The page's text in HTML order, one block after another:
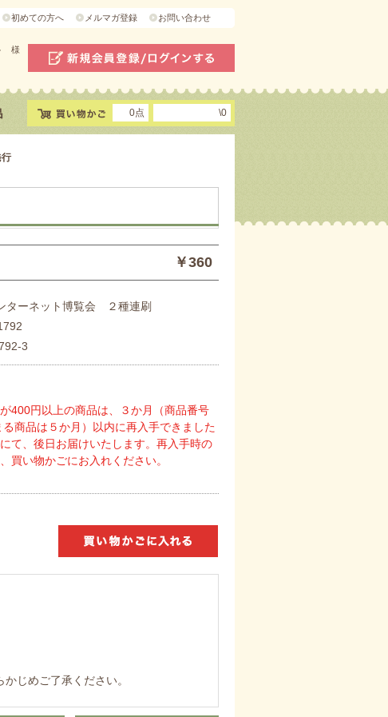
初めての方へ メルマガ登録 お問い合わせ
様
0点 \0
￥360
ターネット博覧会 ２種連刷
3
400円以上の商品は、３か月（商品番号
商品は５か月）以内に再入手できました
て、後日お届けいたします。再入手時の
買い物かごにお入れください。
じめご了承ください。